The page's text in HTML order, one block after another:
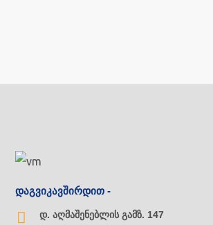
დაგვიკავშირდით -
დ. აღმაშენებლის გამზ. 147